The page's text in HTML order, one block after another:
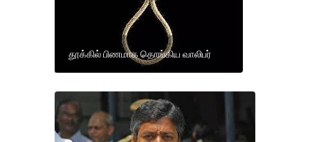
தூக்கில் பிணமாக தொங்கிய வாலிபர்